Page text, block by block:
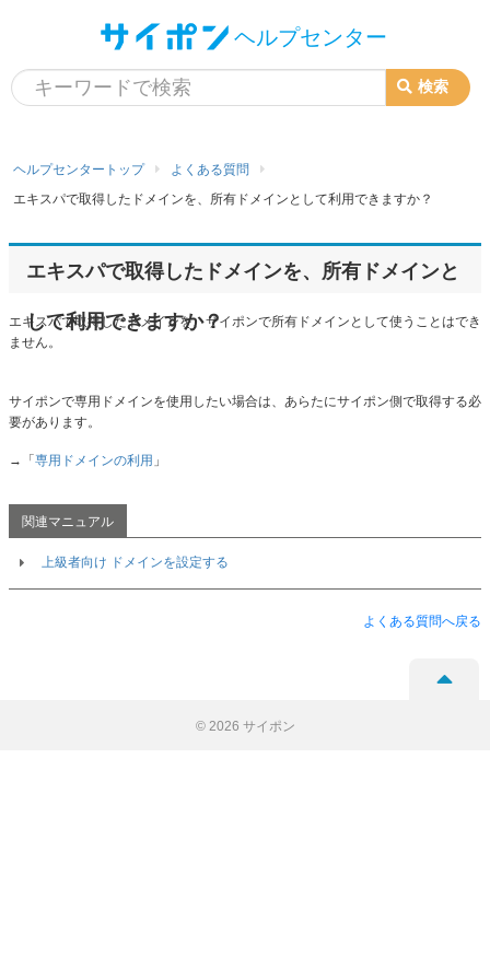
検
索:
検索
ヘルプセンタートップ
よくある質問
エキスパで取得したドメインを、所有ドメインとして利用できますか？
エキスパで取得したドメインを、所有ドメインと
して利用できますか？
エキスパで取得したドメインを、サイポンで所有ドメインとして使うことはでき
ません。
サイポンで専用ドメインを使用したい場合は、あらたにサイポン側で取得する必
要があります。
→「専用ドメインの利用 」
上級者向け ドメインを設定する
よくある質問へ戻る
© 2026 サイポン